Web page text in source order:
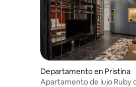
Departamento en Pristina
Apartamento de lujo Ruby